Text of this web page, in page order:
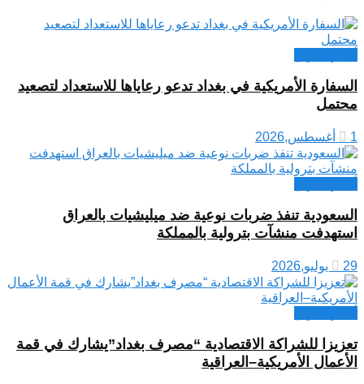
السفارة الأمريكية في بغداد تدعو رعاياها للاستعداد لتصعيد
محتمل
1 أغسطس,2026
السعودية تنفذ ضربات نوعية ضد ميليشيات بالعراق
استهدفت منشآت بترولية بالمملكة
29 يوليو,2026
تعزيزا للشراكة الاقتصادية “مصرف بغداد”يشارك في قمة
الأعمال الأمريكية–العراقية